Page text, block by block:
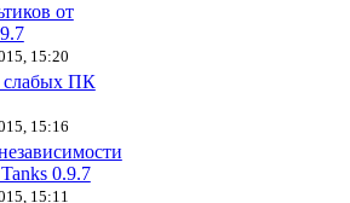
от
15:20
слабых ПК
15:16
0.9.7
15:11